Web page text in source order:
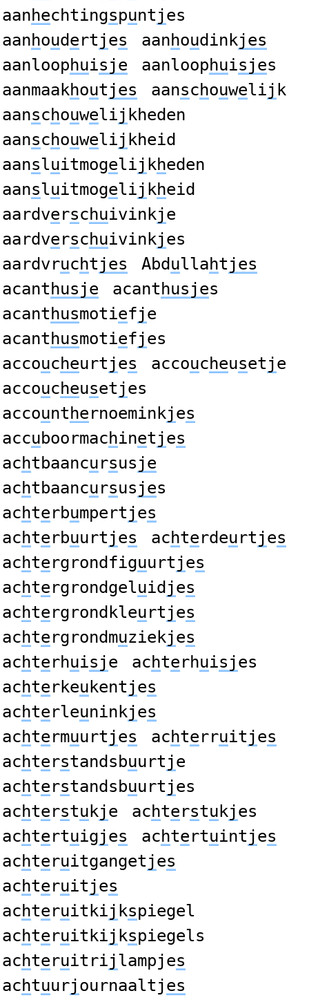
aanhechtingspuntjes
aanhoudertjes aanhoudinkjes
aanloophuisje aanloophuisjes
aanmaakhoutjes aanschouwelij k
aanschouwelij kheden
aanschouwelij kheid
aansluitmogelij kheden
aansluitmogelij kheid
aardverschuivinkje
aardverschuivinkjes
aardvruchtjes Abd ullahtjes
acanthusje acanthusjes
acanthusmotiefje
acanthusmotiefjes
accoucheurtjes accoucheusetje
accoucheusetjes
accounthernoeminkjes
accuboormachinetjes
achtbaancursusje
achtbaancursusjes
achterbumpertjes
achterbuurtjes achterdeurtjes
achtergrondfiguurtjes
achtergrondgeluid jes
achtergrondkleurtjes
achtergrondmuziekjes
achterhuisje achterhuisjes
achterkeu kentjes
achterleuninkjes
achtermuurtjes achterruitjes
achterstandsbuurtje
achterstandsbuurtjes
achterstu kje achterstu kjes
achtertuigjes achtertuintjes
achteruitgangetjes
achteruitjes
achteruitkij kspiegel
achteruitkij kspiegels
achteruitrijlampjes
achtuurjournaaltjes